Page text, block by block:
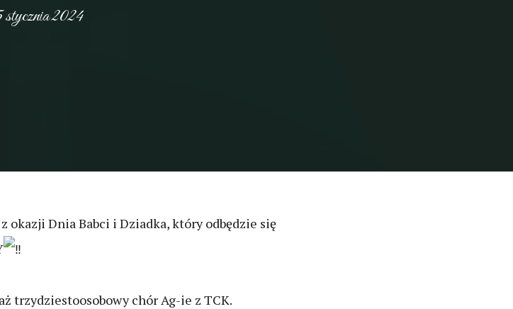
stycznia 2024
okazji Dnia Babci i Dziadka, który odbędzie się
trzydziestoosobowy chór Ag-ie z TCK.